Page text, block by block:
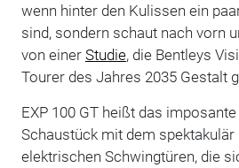
wenn hinter den Kulissen ein
sind, sondern schaut nach vorn
von einer Studie, die Bentleys
Tourer des Jahres 2035 Gestalt
EXP 100 GT heißt das
Schaustück mit dem
elektrischen Schwingtüren, die